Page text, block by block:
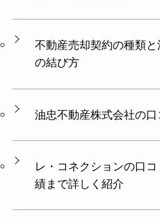
不動産売却契約の種類
の結び方
油忠不動産株式会社の
レ・コネクションの口
績まで詳しく紹介